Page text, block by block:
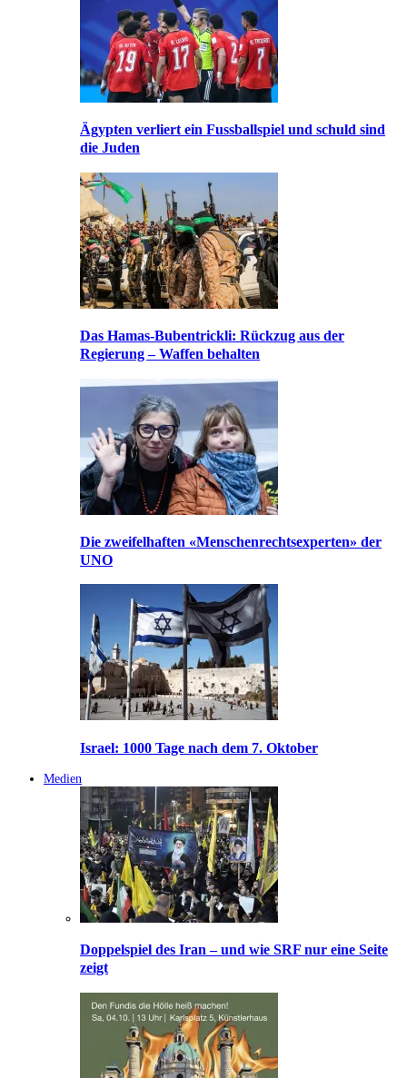
Ägypten verliert ein Fussballspiel und schuld sind
die Juden
Das Hamas-Bubentrickli: Rückzug aus der
Regierung – Waffen behalten
Die zweifelhaften «Menschenrechtsexperten» der
UNO
Israel: 1000 Tage nach dem 7. Oktober
Medien
Doppelspiel des Iran – und wie SRF nur eine Seite
zeigt